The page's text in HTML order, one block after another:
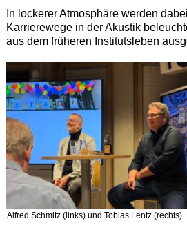
In lockerer Atmosphäre werden
Karrierewege in der Akustik
aus dem früheren Institutsleben
Alfred Schmitz (links) und Tobias Lentz (rechts)